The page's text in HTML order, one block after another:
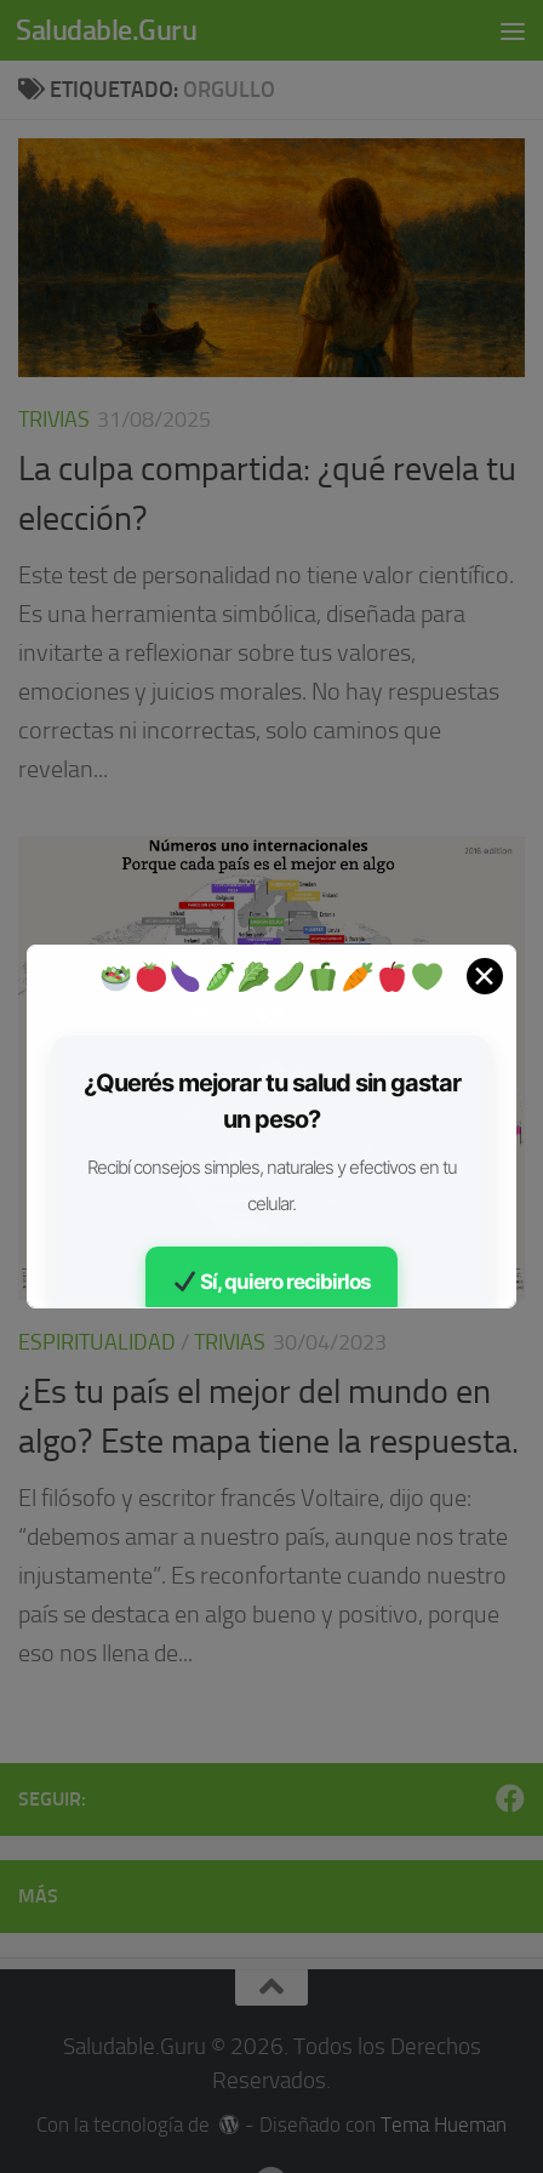
Skip to content
Saludable.Guru
ETIQUETADO: ORGULLO
TRIVIAS 31/08/2025
La culpa compartida: ¿qué revela tu
elección?
Este test de personalidad no tiene valor científico.
Es una herramienta simbólica, diseñada para
invitarte a reflexionar sobre tus valores,
emociones y juicios morales. No hay respuestas
correctas ni incorrectas, solo caminos que
revelan...
ESPIRITUALIDAD / TRIVIAS 30/04/2023
¿Es tu país el mejor del mundo en
algo? Este mapa tiene la respuesta.
El filósofo y escritor francés Voltaire, dijo que:
“debemos amar a nuestro país, aunque nos trate
injustamente”. Es reconfortante cuando nuestro
país se destaca en algo bueno y positivo, porque
eso nos llena de...
SEGUIR:
MÁS
Saludable.Guru © 2026. Todos los Derechos
Reservados.
Con la tecnología de - Diseñado con Tema Hueman
✕
¿Querés mejorar tu salud sin gastar
un peso?
Recibí consejos simples, naturales y efectivos en tu
celular.
Sí, quiero recibirlos
Gratis • Sin spam